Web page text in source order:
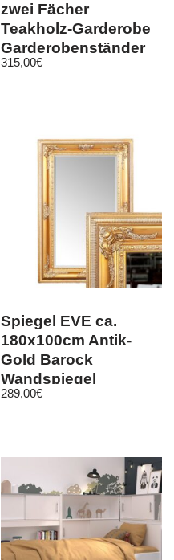
zwei Fächer
Teakholz-Garderobe
Garderobenständer
Teak
315,00€
Spiegel EVE ca.
180x100cm Antik-
Gold Barock
Wandspiegel
Flurspiegel Facette
289,00€